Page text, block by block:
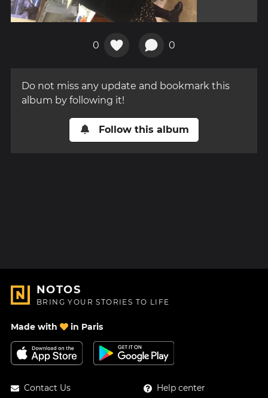
0 0
Do not miss any update and bookmark this
album by following it!
Follow this album
NOTOS
BRING YOUR STORIES TO LIFE
Made with in Paris
Contact Us Help center